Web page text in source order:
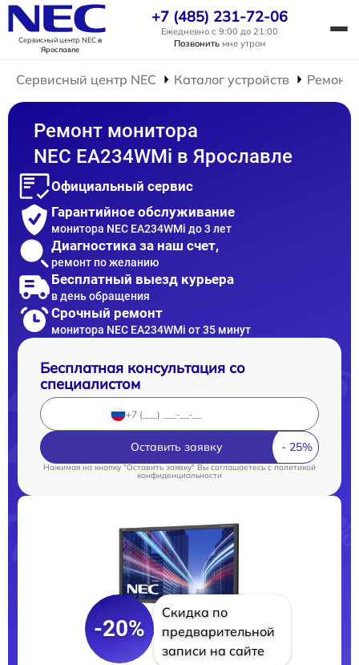
Сервисный центр NECв
Ярославле
+7 (485) 231-72-06
Ежедневно с 9:00 до 21:00
Позвонить мне утром
Сервисный центр NEC Каталог устройств Ремонт
Ремонт монитора
NEC EA234WMi в Ярославле
Официальный сервис
Гарантийное обслуживание
монитора NEC EA234WMi до 3 лет
Диагностика за наш счет,
ремонт по желанию
Бесплатный выезд курьера
в день обращения
Срочный ремонт
монитора NEC EA234WMi от 35 минут
Бесплатная консультация со
специалистом
Оставить заявку
Нажимая на кнопку "Оставить заявку" Вы соглашаетесь cполитикой
конфиденциальности
-20%
Скидка по
предварительной
записи на сайте